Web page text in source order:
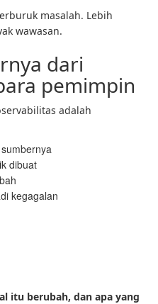
masalah. Lebih
wawasan.
dari
pemimpin
adalah
dibuat
kegagalan
itu berubah, dan apa yang